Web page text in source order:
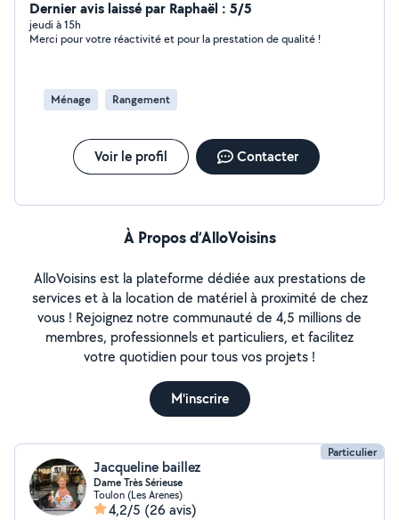
tâches au quotidien ? Je vous propose mes services
pour vous faciliter la vie. - ménage et repassage( maison
appartement bureau) - aide aux courses et préparation
et rangement Sérieuse ,discrète et expérimenté je
mets tout en œuvre pour vous offrir un service de
plus de renseignements je vous souhaite de passer une
belle et agréable journée
Dernier avis laissé par Raphaël : 5/5
jeudi à 15h
Merci pour votre réactivité et pour la prestation de qualité !
Ménage Rangement
Voir le profil Contacter
À Propos d’AlloVoisins
AlloVoisins est la plateforme dédiée aux prestations de
services et à la location de matériel à proximité de chez
vous ! Rejoignez notre communauté de 4,5 millions de
membres, professionnels et particuliers, et facilitez
votre quotidien pour tous vos projets !
M'inscrire
Particulier
Jacqueline baillez
Dame Très Sérieuse
Toulon (Les Arenes)
4,2/5 (26 avis)